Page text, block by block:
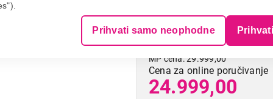
Prihvati samo neophodne
LG 27G610A-B
MP cena: 29.999,00
Cena za online poručivanje
24.999,00